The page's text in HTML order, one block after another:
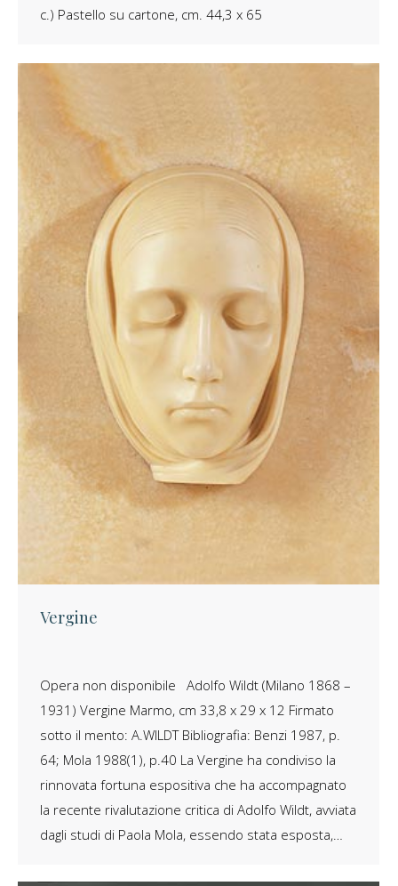
c.) Pastello su cartone, cm. 44,3 x 65
Vergine
Opera non disponibile Adolfo Wildt (Milano 1868 –
1931) Vergine Marmo, cm 33,8 x 29 x 12 Firmato
sotto il mento: A.WILDT Bibliografia: Benzi 1987, p.
64; Mola 1988(1), p.40 La Vergine ha condiviso la
rinnovata fortuna espositiva che ha accompagnato
la recente rivalutazione critica di Adolfo Wildt, avviata
dagli studi di Paola Mola, essendo stata esposta,…